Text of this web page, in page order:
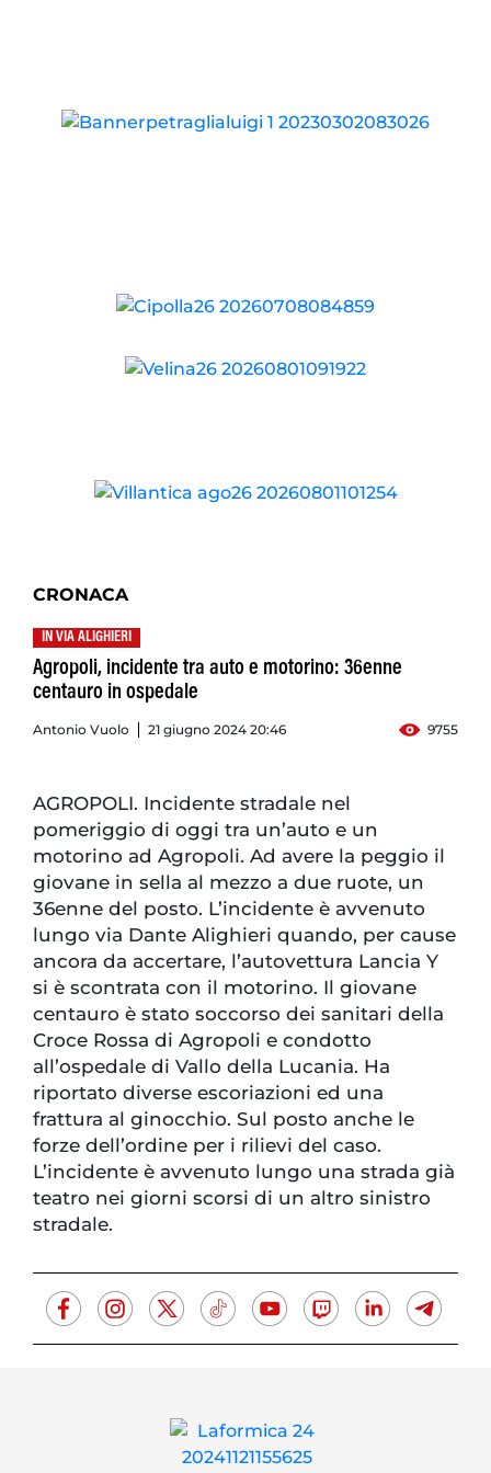
CRONACA
IN VIA ALIGHIERI
Agropoli, incidente tra auto e motorino: 36enne
centauro in ospedale
Antonio Vuolo 21 giugno 2024 20:46 9755
AGROPOLI. Incidente stradale nel
pomeriggio di oggi tra un’auto e un
motorino ad Agropoli. Ad avere la peggio il
giovane in sella al mezzo a due ruote, un
36enne del posto. L’incidente è avvenuto
lungo via Dante Alighieri quando, per cause
ancora da accertare, l’autovettura Lancia Y
si è scontrata con il motorino. Il giovane
centauro è stato soccorso dei sanitari della
Croce Rossa di Agropoli e condotto
all’ospedale di Vallo della Lucania. Ha
riportato diverse escoriazioni ed una
frattura al ginocchio. Sul posto anche le
forze dell’ordine per i rilievi del caso.
L’incidente è avvenuto lungo una strada già
teatro nei giorni scorsi di un altro sinistro
stradale.